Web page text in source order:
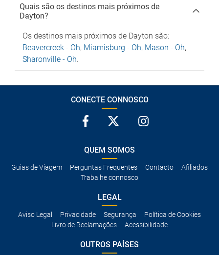
Quais são os destinos mais próximos de
Dayton?
Os destinos mais próximos de Dayton são:
Beavercreek - Oh, Miamisburg - Oh, Mason - Oh,
Sharonville - Oh.
CONECTE CONNOSCO
QUEM SOMOS
Guias de Viagem Perguntas Frequentes Contacto
Afiliados
Trabalhe connosco
LEGAL
Aviso Legal Privacidade Segurança
Política de Cookies
Livro de Reclamações
Acessibilidade
OUTROS PAÍSES